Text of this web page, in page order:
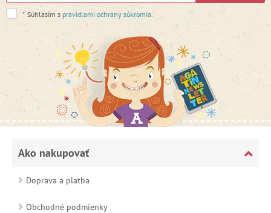
* Súhlasím s pravidlami ochrany súkromia
Ako nakupovať
Doprava a platba
Obchodné podmienky